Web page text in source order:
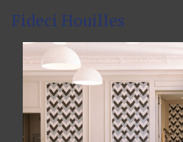
Fideci Houilles